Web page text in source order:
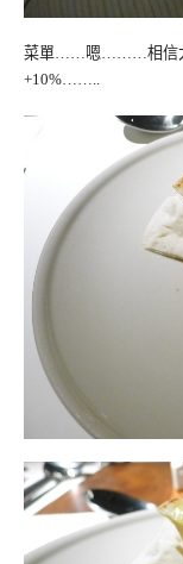
菜單……嗯………相信大
+10%……..